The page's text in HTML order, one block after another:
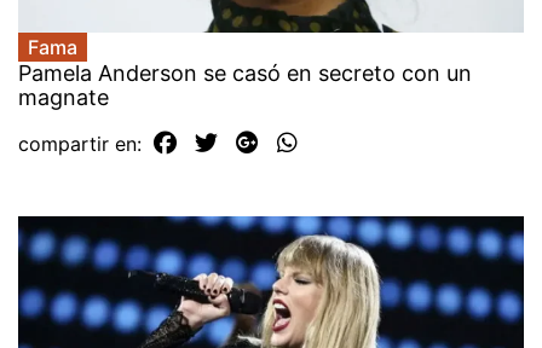
Fama
Pamela Anderson se casó en secreto con un
magnate
compartir en: